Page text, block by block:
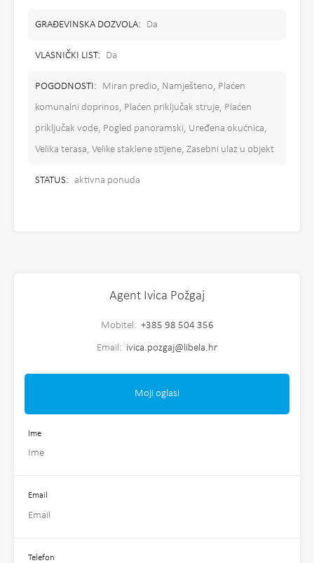
GRAĐEVINSKA DOZVOLA: Da
VLASNIČKI LIST: Da
POGODNOSTI:
Miran predio, Namješteno, Plaćen
komunalni doprinos, Plaćen priključak struje, Plaćen
priključak vode, Pogled panoramski, Uređena okućnica,
Velika terasa, Velike staklene stijene, Zasebni ulaz u objekt
STATUS: aktivna ponuda
Agent Ivica Požgaj
Mobitel: +385 98 504 356
Email: ivica.pozgaj@libela.hr
Moji oglasi
Ime
Email
Telefon